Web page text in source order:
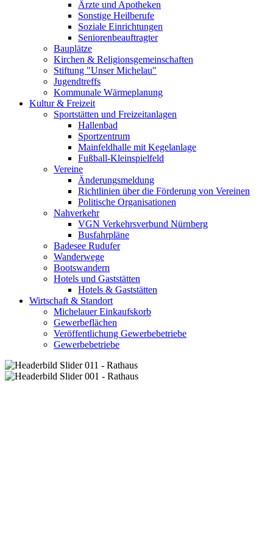
Ärzte und Apotheken
Sonstige Heilberufe
Soziale Einrichtungen
Seniorenbeauftragter
Bauplätze
Kirchen & Religionsgemeinschaften
Stiftung "Unser Michelau"
Jugendtreffs
Kommunale Wärmeplanung
Kultur & Freizeit
Sportstätten und Freizeitanlagen
Hallenbad
Sportzentrum
Mainfeldhalle mit Kegelanlage
Fußball-Kleinspielfeld
Vereine
Änderungsmeldung
Richtlinien über die Förderung von Vereinen
Politische Organisationen
Nahverkehr
VGN Verkehrsverbund Nürnberg
Busfahrpläne
Badesee Rudufer
Wanderwege
Bootswandern
Hotels und Gaststätten
Hotels & Gaststätten
Wirtschaft & Standort
Michelauer Einkaufskorb
Gewerbeflächen
Veröffentlichung Gewerbebetriebe
Gewerbebetriebe